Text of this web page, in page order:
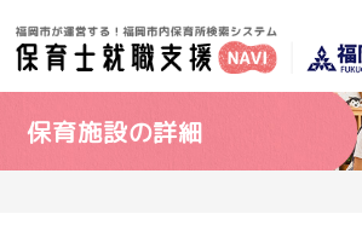
保育施設の詳細